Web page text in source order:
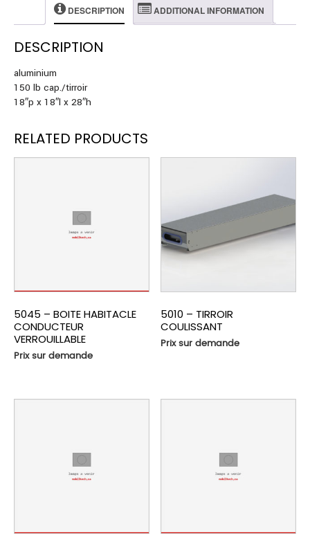
DESCRIPTION ADDITIONAL INFORMATION
DESCRIPTION
aluminium
150 lb cap./tirroir
18″p x 18″l x 28″h
RELATED PRODUCTS
5045 – BOITE HABITACLE
CONDUCTEUR
VERROUILLABLE
Prix sur demande
5010 – TIRROIR
COULISSANT
Prix sur demande